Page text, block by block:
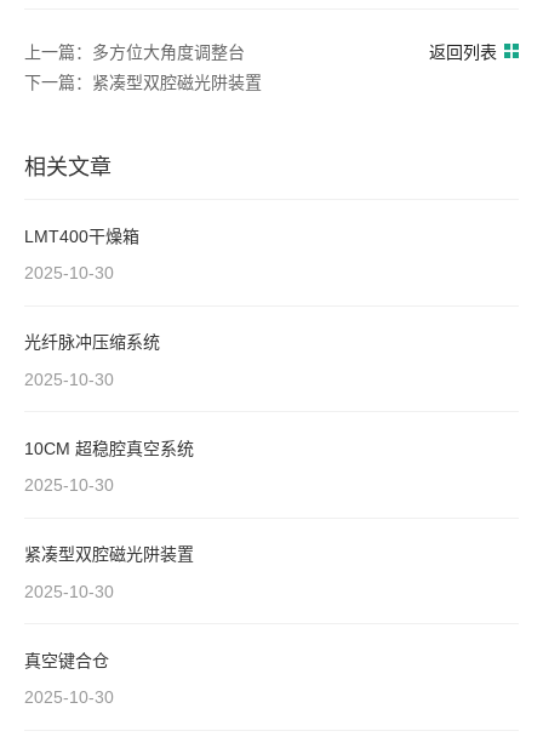
上一篇：多方位大角度调整台
返回列表
下一篇：紧凑型双腔磁光阱装置
相关文章
LMT400干燥箱
2025-10-30
光纤脉冲压缩系统
2025-10-30
10CM 超稳腔真空系统
2025-10-30
紧凑型双腔磁光阱装置
2025-10-30
真空键合仓
2025-10-30